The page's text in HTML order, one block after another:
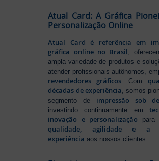
Atual Card: A Gráfica
Personalização Online
Atual Card é referência em
gráfica online no Brasil,
ampla variedade de produtos e
atender profissionais autônomos,
revendedores gráficos. Com
décadas de experiência, somos
segmento de impressão sob
investindo continuamente em
inovação e personalização para
qualidade, agilidade e a
experiência aos nossos clientes.